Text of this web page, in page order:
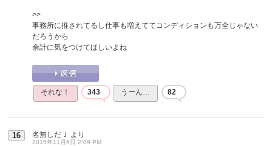
>>
事務所に推されてるし仕事も増えててコンディションも万全じゃない
だろうから
余計に気をつけてほしいよね
それな！ 343 うーん… 82
16 名無しだＪ より
2015年11月6日 2:09 PM